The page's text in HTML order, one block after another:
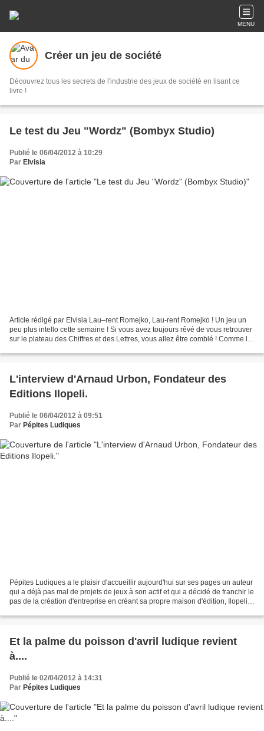
MENU
Créer un jeu de société
Découvrez tous les secrets de l'industrie des jeux de société en lisant ce
livre !
Le test du Jeu "Wordz" (Bombyx Studio)
Publié le 06/04/2012 à 10:29
Par Elvisia
Article rédigé par Elvisia Lau–rent Romejko, Lau-rent Romejko ! Un jeu un
peu plus intello cette semaine ! Si vous avez toujours rêvé de vous retrouver
sur le plateau des Chiffres et des Lettres, vous allez être comblé ! Comme le
L'interview d'Arnaud Urbon, Fondateur des
Editions Ilopeli.
Publié le 06/04/2012 à 09:51
Par Pépites Ludiques
Pépites Ludiques a le plaisir d'accueillir aujourd'hui sur ses pages un auteur
qui a déjà pas mal de projets de jeux à son actif et qui a décidé de franchir le
pas de la création d'entreprise en créant sa propre maison d'édition, Ilopeli.
Et la palme du poisson d'avril ludique revient
à....
Publié le 02/04/2012 à 14:31
Par Pépites Ludiques